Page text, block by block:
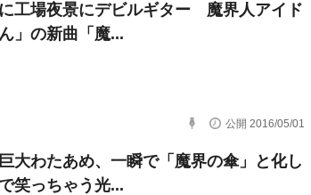
工場夜景にデビルギター 魔界人アイド
」の新曲「魔...
公開 2016/05/01
大わたあめ、一瞬で「魔界の傘」と化し
笑っちゃう光...